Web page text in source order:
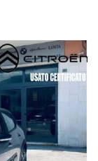
con soli 350,00€
incendio,